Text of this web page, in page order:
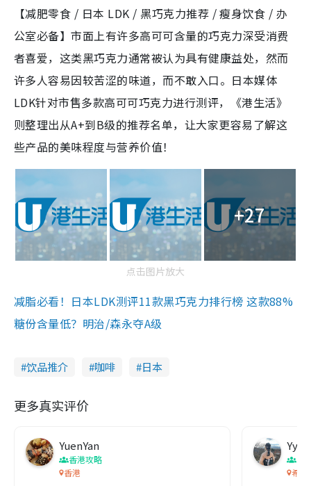
【减肥零食 / 日本 LDK / 黑巧克力推荐 / 瘦身饮食 / 办
公室必备】市面上有许多高可可含量的巧克力深受消费
者喜爱，这类黑巧克力通常被认为具有健康益处，然而
许多人容易因较苦涩的味道，而不敢入口。日本媒体
LDK针对市售多款高可可巧克力进行测评，《港生活》
则整理出从A+到B级的推荐名单，让大家更容易了解这
些产品的美味程度与营养价值！
+27
点击图片放大
减脂必看！日本LDK测评11款黑巧克力排行榜 这款88%
糖份含量低？明治/森永夺A级
饮品推介 咖啡 日本
更多真实评价
YuenYan
香港攻略
香港
Yy
希慎